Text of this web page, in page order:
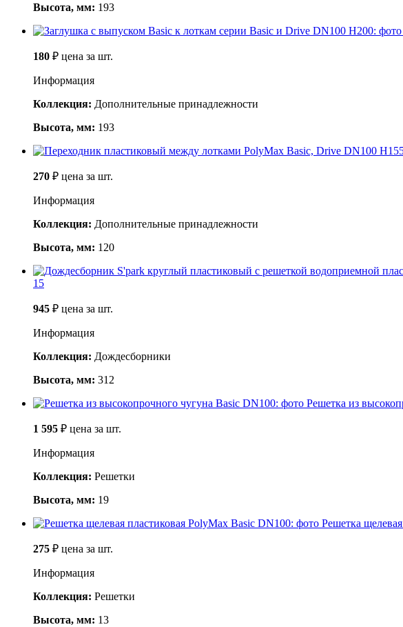
Высота, мм: 193
180 ₽ цена за шт.
Информация
Коллекция: Дополнительные принадлежности
Высота, мм: 193
270 ₽ цена за шт.
Информация
Коллекция: Дополнительные принадлежности
Высота, мм: 120
15
945 ₽ цена за шт.
Информация
Коллекция: Дождесборники
Высота, мм: 312
Решетка из
1 595 ₽ цена за шт.
Информация
Коллекция: Решетки
Высота, мм: 19
Решетка
275 ₽ цена за шт.
Информация
Коллекция: Решетки
Высота, мм: 13